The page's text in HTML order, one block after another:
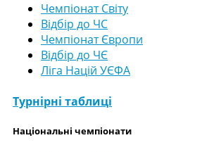
Чемпіонат Світу
Відбір до ЧС
Чемпіонат Європи
Відбір до ЧЄ
Ліга Націй УЄФА
Турнірні таблиці
Національні чемпіонати